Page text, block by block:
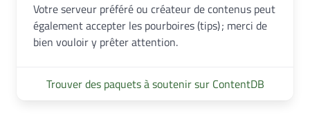
Votre serveur préféré ou créateur de contenus peut
également accepter les pourboires (tips) ; merci de
bien vouloir y prêter attention.
Trouver des paquets à soutenir sur ContentDB